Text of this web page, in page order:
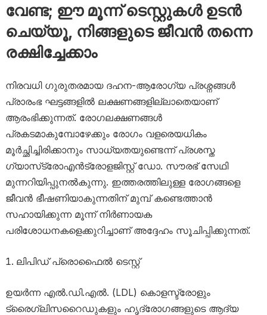
വേണ്ട; ഈ മൂന്ന് ടെസ്റ്റുകൾ ഉടൻ
ചെയ്യൂ, നിങ്ങളുടെ ജീവൻ തന്നെ
രക്ഷിച്ചേക്കാം
നിരവധി ഗുരുതരമായ ദഹന-ആരോഗ്യ പ്രശ്നങ്ങൾ
പ്രാരംഭ ഘട്ടങ്ങളിൽ ലക്ഷണങ്ങളില്ലാതെയാണ്
ആരംഭിക്കുന്നത്. രോഗലക്ഷണങ്ങൾ
പ്രകടമാകുമ്പോഴേക്കും രോഗം വളരെയധികം
മൂർച്ഛിച്ചിരിക്കാനും സാധ്യതയുണ്ടെന്ന് പ്രശസ്ത
ഗ്യാസ്‌ട്രോഎൻട്രോളജിസ്റ്റ് ഡോ. സൗരഭ് സേഥി
മുന്നറിയിപ്പുനൽകുന്നു. ഇത്തരത്തിലുള്ള രോഗങ്ങളെ
ജീവൻ ഭീഷണിയാകുന്നതിന് മുമ്പ് കണ്ടെത്താൻ
സഹായിക്കുന്ന മൂന്ന് നിർണായക
പരിശോധനകളെക്കുറിച്ചാണ് അദ്ദേഹം സൂചിപ്പിക്കുന്നത്.
ലിപിഡ് പ്രൊഫൈൽ ടെസ്റ്റ്
ഉയർന്ന എൽ.ഡി.എൽ. (LDL) കൊളസ്ട്രോളും
ട്രൈഗ്ലിസറൈഡുകളും ഹൃദ്രോഗങ്ങളുടെ ആദ്യ